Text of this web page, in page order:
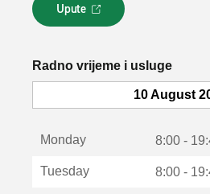
Upute
L
i
k
o
Radno vrijeme i usluge
10 August
Monday 8:00 -
Tuesday 8:00 -